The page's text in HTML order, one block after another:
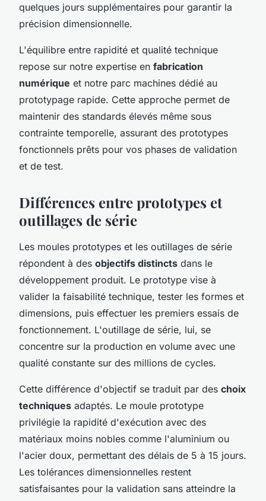
quelques jours supplémentaires pour garantir la
précision dimensionnelle.
L'équilibre entre rapidité et qualité technique
repose sur notre expertise en fabrication
numérique et notre parc machines dédié au
prototypage rapide. Cette approche permet de
maintenir des standards élevés même sous
contrainte temporelle, assurant des prototypes
fonctionnels prêts pour vos phases de validation
et de test.
Différences entre prototypes et
outillages de série
Les moules prototypes et les outillages de série
répondent à des objectifs distincts dans le
développement produit. Le prototype vise à
valider la faisabilité technique, tester les formes et
dimensions, puis effectuer les premiers essais de
fonctionnement. L'outillage de série, lui, se
concentre sur la production en volume avec une
qualité constante sur des millions de cycles.
Cette différence d'objectif se traduit par des choix
techniques adaptés. Le moule prototype
privilégie la rapidité d'exécution avec des
matériaux moins nobles comme l'aluminium ou
l'acier doux, permettant des délais de 5 à 15 jours.
Les tolérances dimensionnelles restent
satisfaisantes pour la validation sans atteindre la